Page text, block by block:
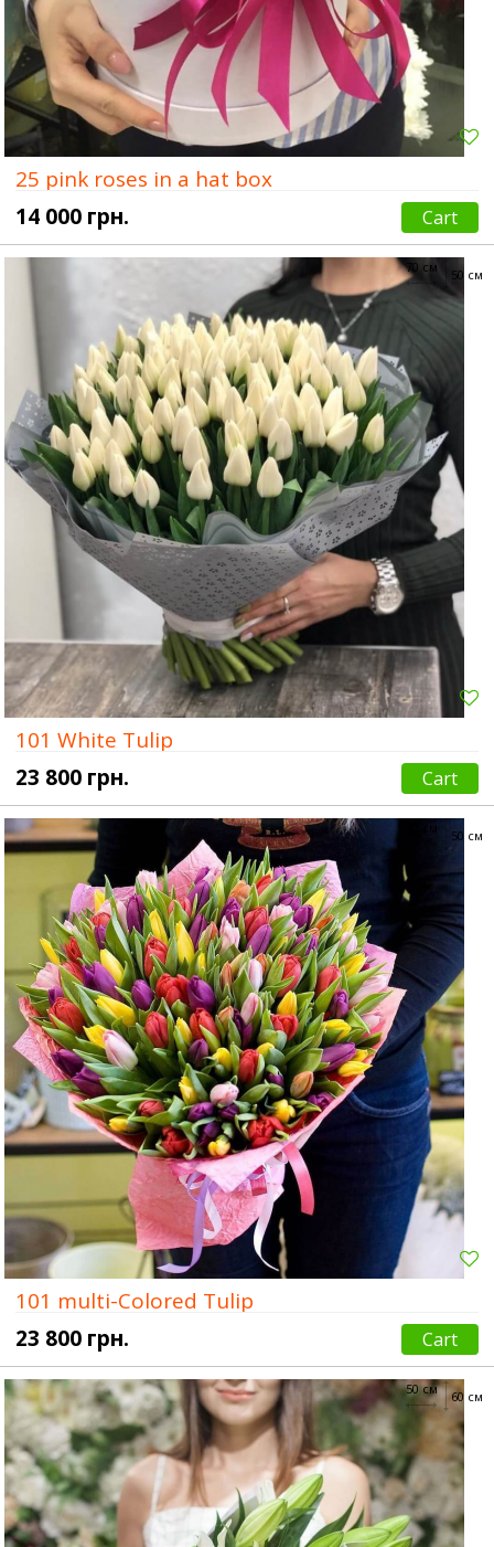
25 pink roses in a hat box
14 000 грн.
Cart
50 см
70 см
101 White Tulip
23 800 грн.
Cart
50 см
70 см
101 multi-Colored Tulip
23 800 грн.
Cart
60 см
50 см